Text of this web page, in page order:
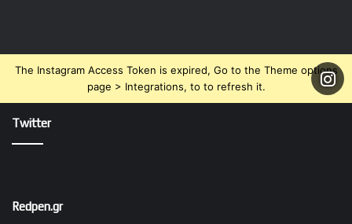
The Instagram Access Token is expired, Go to the Theme options
page > Integrations, to to refresh it.
Twitter
Redpen.gr